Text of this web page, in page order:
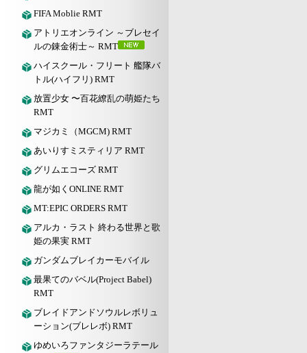
FIFA Moblie RMT
アトリエオンライン ～ブレセイ
ルの錬金術士～ RMT
ハイスクール・フリート 艦隊バ
トル(ハイフリ) RMT
放置少女 〜百花繚乱の萌姫たち
RMT
マジカミ（MGCM) RMT
あいりすミスティリア RMT
グリムエコーズ RMT
龍が如くONLINE RMT
MT:EPIC ORDERS RMT
アルカ・ラスト 終わる世界と歌
姫の果実 RMT
ガンダムブレイカーモバイル
最果てのバベル(Project Babel)
RMT
ブレイドアンドソウルレボリュ
ーション(ブレレボ) RMT
ゆめいろファンタジーラテール